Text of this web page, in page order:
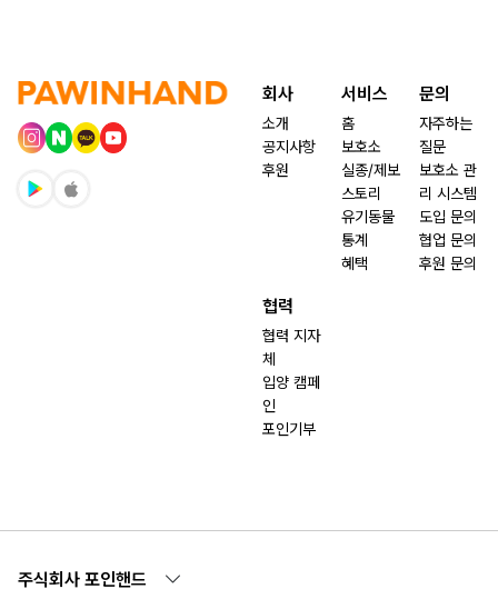
회사
소개
공지사항
후원
서비스
홈
보호소
실종/제보
스토리
유기동물
통계
혜택
문의
자주하는
질문
보호소 관
리 시스템
도입 문의
협업 문의
후원 문의
협력
협력 지자
체
입양 캠페
인
포인기부
주식회사 포인핸드